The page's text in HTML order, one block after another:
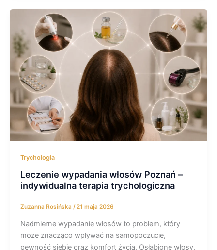
Trychologia
Leczenie wypadania włosów Poznań –
indywidualna terapia trychologiczna
Zuzanna Rosińska /21 maja 2026
Nadmierne wypadanie włosów to problem, który
może znacząco wpływać na samopoczucie,
pewność siebie oraz komfort życia. Osłabione włosy,